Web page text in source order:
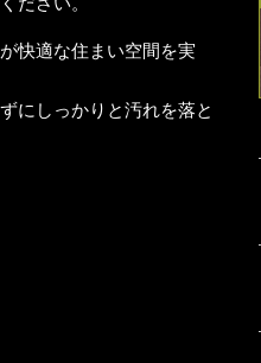
快適な住まい空間を実
にしっかりと汚れを落と